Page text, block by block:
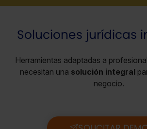
Soluciones jurídicas
Herramientas adaptadas a
necesitan una solución integral
negocio.